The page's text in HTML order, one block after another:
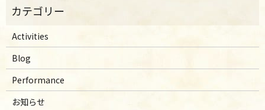
Activities
Blog
Performance
お知らせ